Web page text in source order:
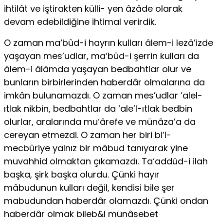
ihtilât ve iştirakten külli- yen âzâde olarak
devam edebildiğine ihtimal verirdik.
O zaman ma‘bûd-i hayrın kulları âlem-i lezâ’izde
yaşayan mes’udlar, ma‘bûd-i şerrin kulla­rı da
âlem-i âlâmda yaşayan bedbahtlar olur ve
bunların birbirlerinden haberdâr olmalarına da
imkân bulunamazdı. O zaman mes’udlar ‘alel­
ıtlak nikbin, bedbahtlar da ‘ale’l-ıtlak bedbin
olurlar, aralarında mu‘ârefe ve münâza’a da
cereyan etmezdi. O zaman her biri bi’l-
mecbûriye yalnız bir mâbud tanıyarak yine
muvahhid olmaktan çıkamazdı. Ta‘addüd-i ilah
başka, şirk başka olurdu. Çünki hayır
mâbudunun kulları değil, kendisi bile şer
mabudundan haberdâr olamazdı. Çünki ondan
haberdâr olmak bileb&l münâsebet